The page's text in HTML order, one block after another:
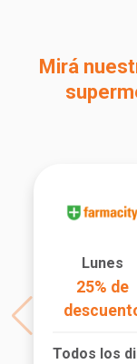
Mirá
Lunes
25% de
Todos los